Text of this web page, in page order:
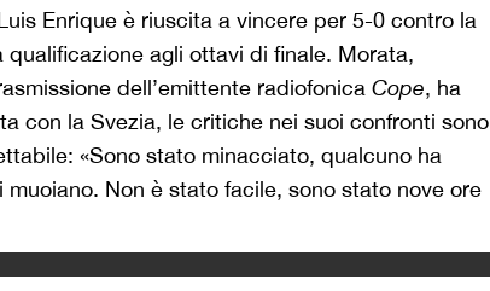
Enrique è riuscita a vincere per 5-0 contro la
qualificazione agli ottavi di finale. Morata,
dell’emittente radiofonica Cope, ha
con la Svezia, le critiche nei suoi confronti sono
«Sono stato minacciato, qualcuno ha
Non è stato facile, sono stato nove ore